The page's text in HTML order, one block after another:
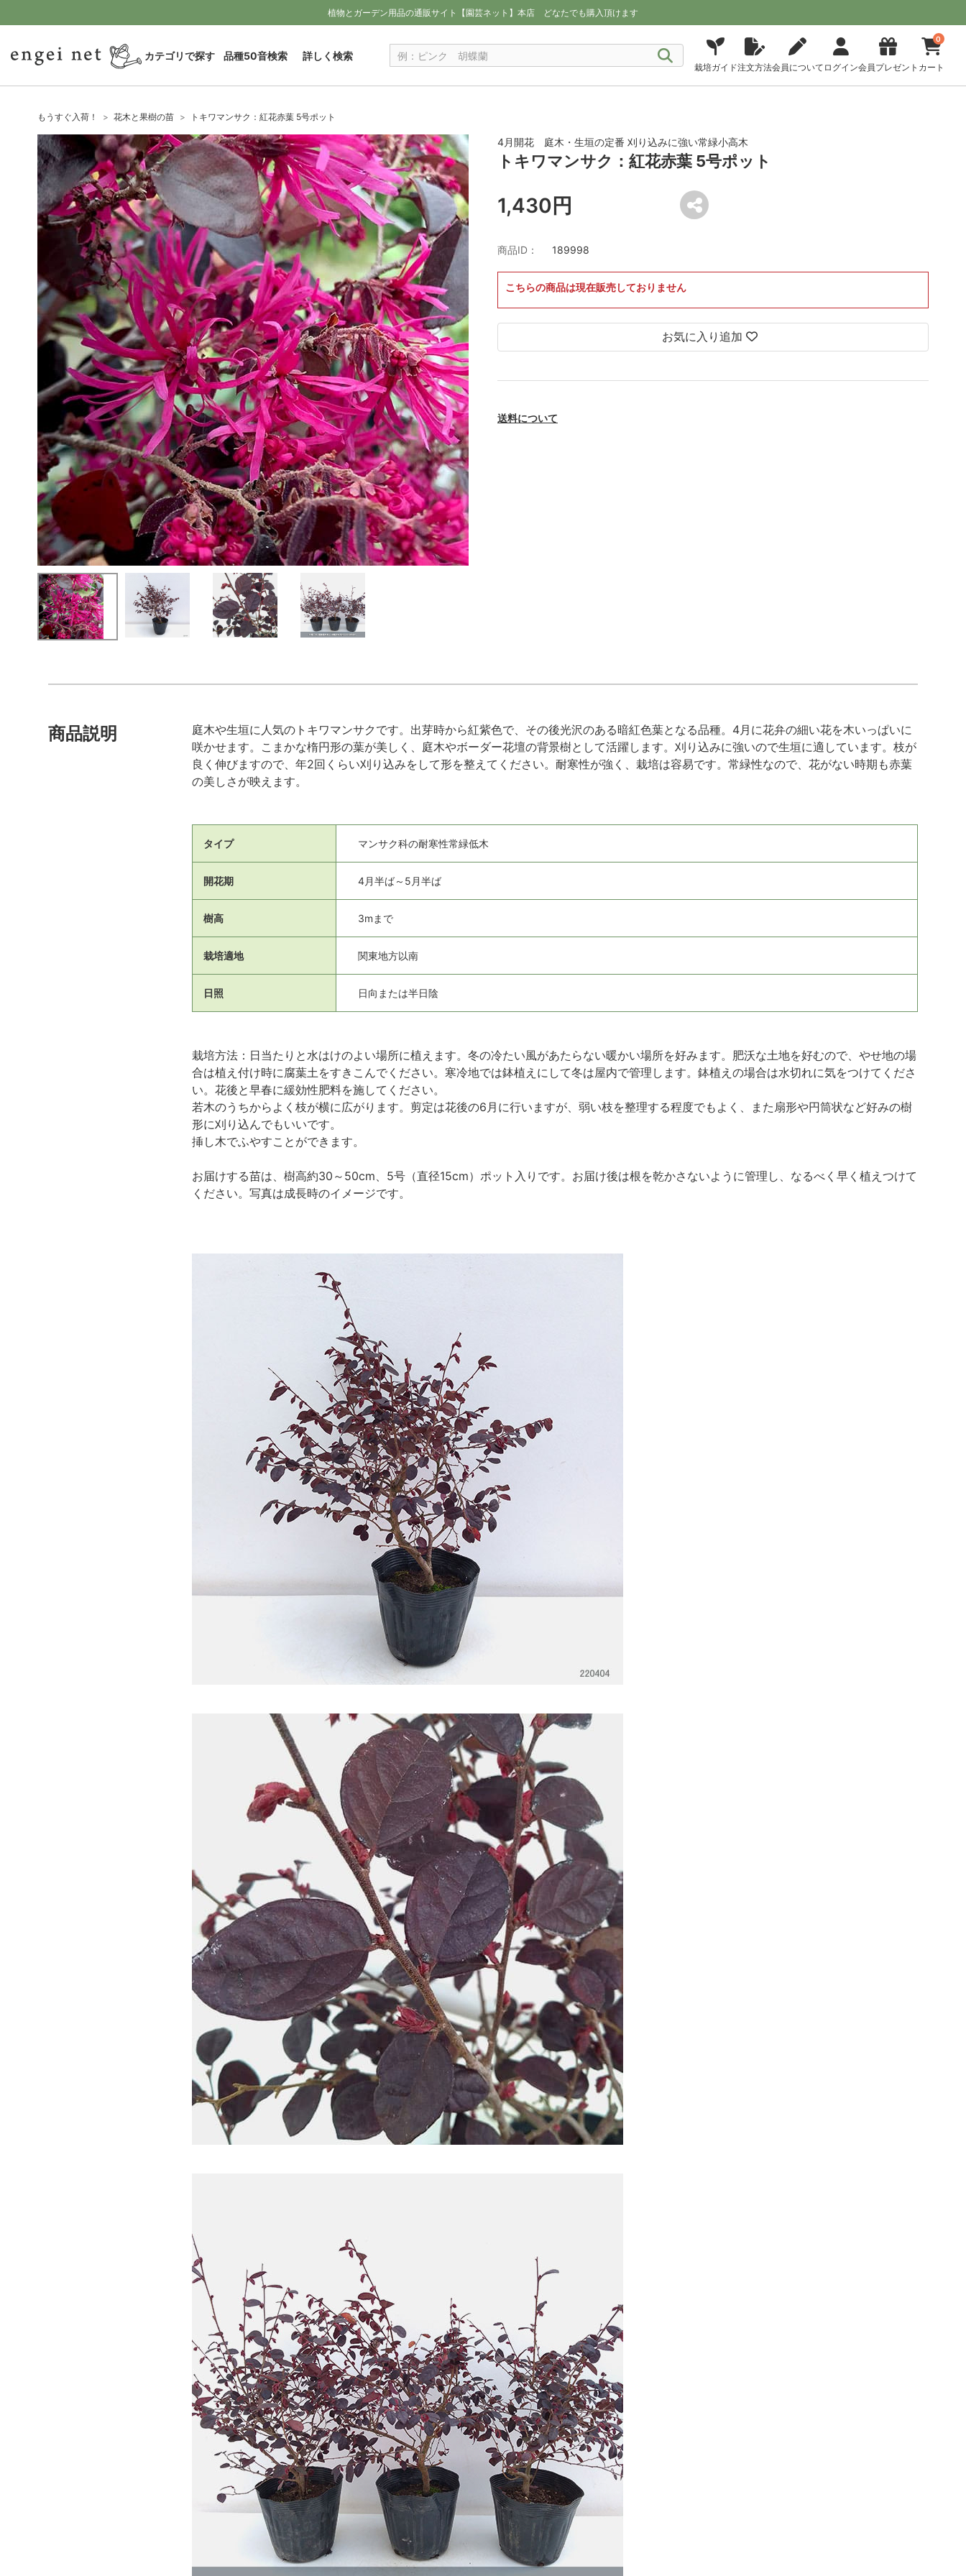
植物とガーデン用品の通販サイト【園芸ネット】本店 どなたでも購入頂けます
カテゴリで探す 品種50音検索 詳しく検索
栽培ガイド注文方法会員について ログイン会員プレゼント
0
カート
もうすぐ入荷！ 花木と果樹の苗 トキワマンサク：紅花赤葉 5号ポット
4月開花 庭木・生垣の定番 刈り込みに強い常緑小高木
トキワマンサク：紅花赤葉 5号ポット
1,430円
商品ID： 189998
こちらの商品は現在販売しておりません
お気に入り追加
送料について
商品説明
庭木や生垣に人気のトキワマンサクです。出芽時から紅紫色で、その後光沢のある暗紅色葉となる品種。4月に花弁の細い花を木いっぱいに
咲かせます。こまかな楕円形の葉が美しく、庭木やボーダー花壇の背景樹として活躍します。刈り込みに強いので生垣に適しています。枝が
良く伸びますので、年2回くらい刈り込みをして形を整えてください。耐寒性が強く、栽培は容易です。常緑性なので、花がない時期も赤葉
の美しさが映えます。
タイプ マンサク科の耐寒性常緑低木
開花期 4月半ば～5月半ば
樹高 3mまで
栽培適地 関東地方以南
日照 日向または半日陰
栽培方法：日当たりと水はけのよい場所に植えます。冬の冷たい風があたらない暖かい場所を好みます。肥沃な土地を好むので、やせ地の場
合は植え付け時に腐葉土をすきこんでください。寒冷地では鉢植えにして冬は屋内で管理します。鉢植えの場合は水切れに気をつけてくださ
い。花後と早春に緩効性肥料を施してください。
若木のうちからよく枝が横に広がります。剪定は花後の6月に行いますが、弱い枝を整理する程度でもよく、また扇形や円筒状など好みの樹
形に刈り込んでもいいです。
挿し木でふやすことができます。
お届けする苗は、樹高約30～50cm、5号（直径15cm）ポット入りです。お届け後は根を乾かさないように管理し、なるべく早く植えつけて
ください。写真は成長時のイメージです。